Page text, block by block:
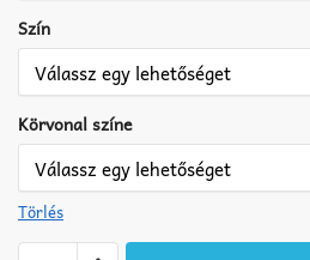
Szín
Körvonal színe
Törlés